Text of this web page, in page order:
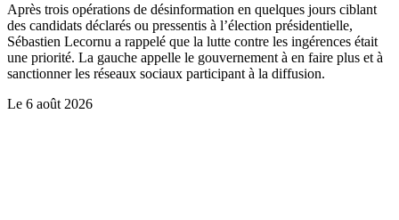
Après trois opérations de désinformation en quelques jours ciblant
des candidats déclarés ou pressentis à l’élection présidentielle,
Sébastien Lecornu a rappelé que la lutte contre les ingérences était
une priorité. La gauche appelle le gouvernement à en faire plus et à
sanctionner les réseaux sociaux participant à la diffusion.
Le 6 août 2026